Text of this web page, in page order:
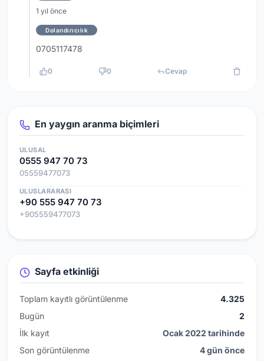
1 yıl önce
Dolandırıcılık
0705117478
0 0 Cevap
En yaygın aranma biçimleri
ULUSAL
0555 947 70 73
05559477073
ULUSLARARASI
+90 555 947 70 73
+905559477073
Sayfa etkinliği
Toplam kayıtlı görüntülenme
4.325
Bugün
2
İlk kayıt
Ocak 2022 tarihinde
Son görüntülenme
4 gün önce